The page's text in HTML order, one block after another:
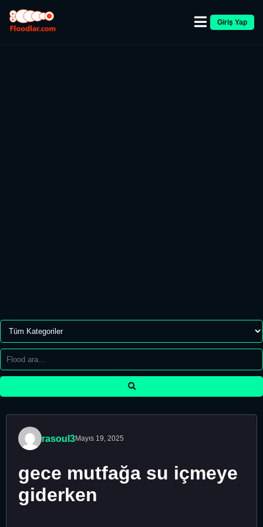
Giriş Yap
rasoul3Mayıs 19, 2025
gece mutfağa su içmeye
giderken